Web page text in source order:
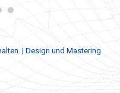
| Design und Mastering